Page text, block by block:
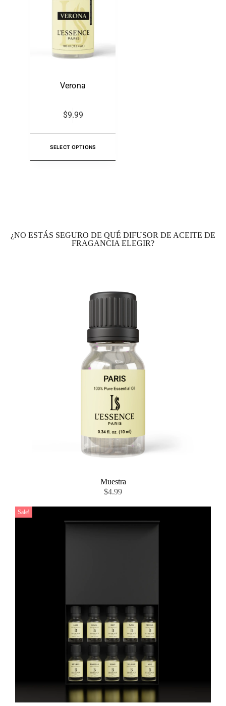
Verona
$9.99
SELECT OPTIONS
¿NO ESTÁS SEGURO DE QUÉ DIFUSOR DE ACEITE DE
FRAGANCIA ELEGIR?
Muestra
$4.99
Sale!